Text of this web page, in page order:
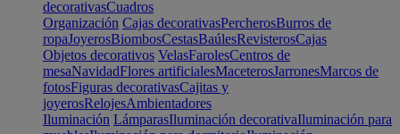
decorativasCuadros
Organización Cajas decorativasPercherosBurros de
ropaJoyerosBiombosCestasBaúlesRevisterosCajas
Objetos decorativos VelasFarolesCentros de
mesaNavidadFlores artificialesMaceterosJarronesMarcos de
fotosFiguras decorativasCajitas y
joyerosRelojesAmbientadores
Iluminación LámparasIluminación decorativaIluminación para